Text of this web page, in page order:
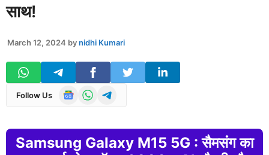
साथ!
March 12, 2024 bynidhi Kumari
Follow Us
Samsung Galaxy M15 5G : सैमसंग का